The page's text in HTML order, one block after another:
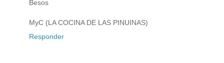
Besos
MyC (LA COCINA DE LAS PINUINAS)
Responder